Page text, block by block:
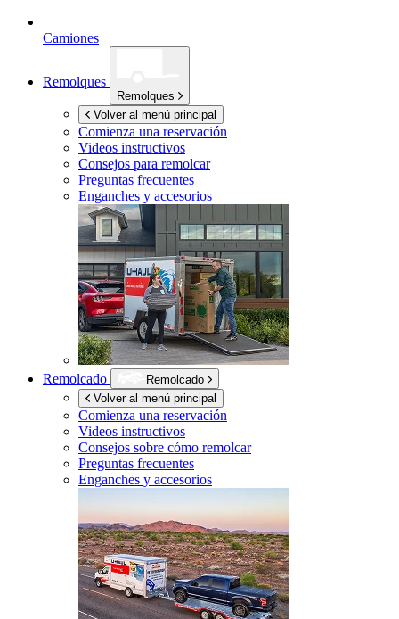
Camiones
Remolques
Remolques
Volver al menú principal
Comienza una reservación
Videos instructivos
Consejos para remolcar
Preguntas frecuentes
Enganches y accesorios
Remolcado
Remolcado
Volver al menú principal
Comienza una reservación
Videos instructivos
Consejos sobre cómo remolcar
Preguntas frecuentes
Enganches y accesorios